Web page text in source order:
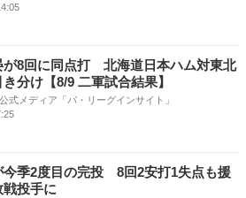
が8回に同点打 北海道日本ハム対東北
分け【8/9 二軍試合結果】
式メディア「パ・リーグインサイト」
今季2度目の完投 8回2安打1失点も援
投手に